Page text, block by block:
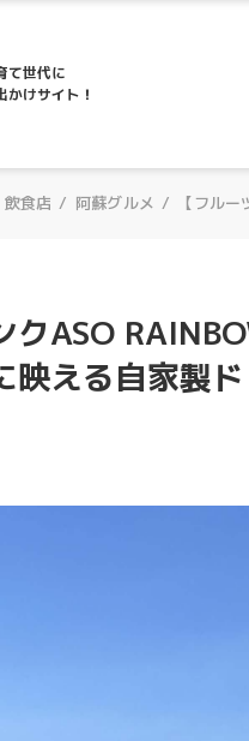
こう、熊本-｜熊本の子育て世
て世代に
かけサイト！
食店 / 阿蘇グルメ / 【フル
クASO
映える自家製